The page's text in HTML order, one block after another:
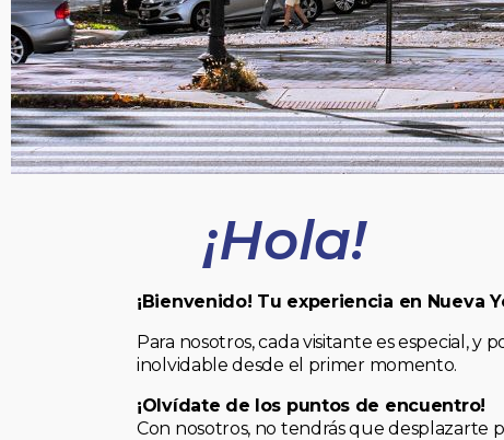
¡Hola!
¡Bienvenido! Tu experiencia en Nueva
Para nosotros, cada visitante es especial,
inolvidable desde el primer momento.
¡Olvídate de los puntos de encuentro!
Con nosotros, no tendrás que desplazarte